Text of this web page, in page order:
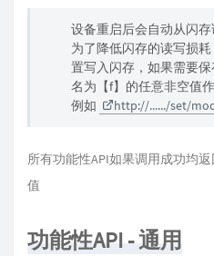
设备重启后会自动从闪
为了降低闪存的读写损
置写入闪存，如果需要
名为【f】的任意非空值
例如
http://....../set/
所有功能性API如果调用成功均返
值
功能性API - 通用